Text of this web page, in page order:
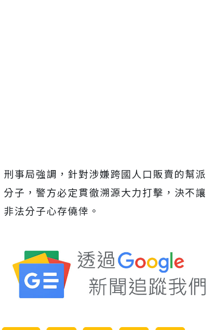
刑事局強調，針對涉嫌跨國人口販賣的幫派
分子，警方必定貫徹溯源大力打擊，決不讓
非法分子心存僥倖。